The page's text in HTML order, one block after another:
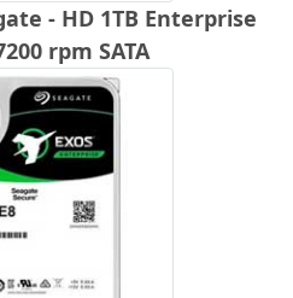
- HD 1TB Enterprise
rpm SATA